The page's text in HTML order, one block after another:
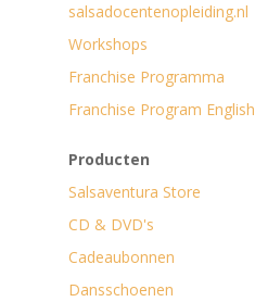
salsadocentenopleiding.nl
Workshops
Franchise Programma
Franchise Program English
Producten
Salsaventura Store
CD & DVD's
Cadeaubonnen
Dansschoenen